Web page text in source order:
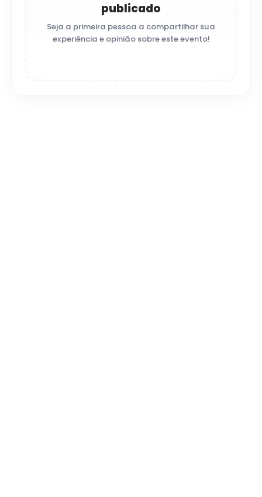
publicado
Seja a primeira pessoa a compartilhar sua
experiência e opinião sobre este evento!